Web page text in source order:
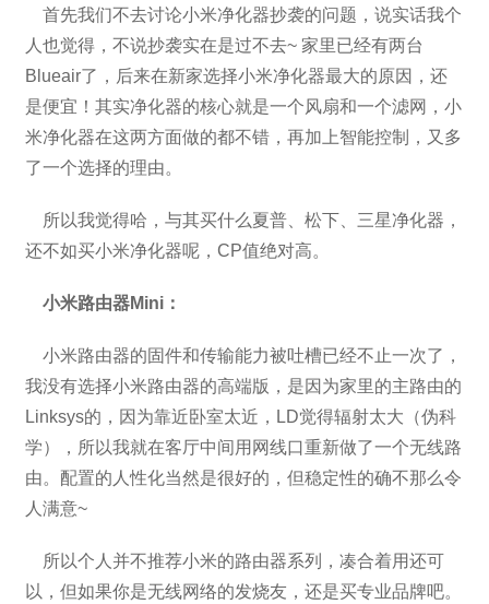
首先我们不去讨论小米净化器抄袭的问题，说实话我个
人也觉得，不说抄袭实在是过不去~ 家里已经有两台
Blueair了，后来在新家选择小米净化器最大的原因，还
是便宜！其实净化器的核心就是一个风扇和一个滤网，小
米净化器在这两方面做的都不错，再加上智能控制，又多
了一个选择的理由。
所以我觉得哈，与其买什么夏普、松下、三星净化器，
还不如买小米净化器呢，CP值绝对高。
小米路由器Mini：
小米路由器的固件和传输能力被吐槽已经不止一次了，
我没有选择小米路由器的高端版，是因为家里的主路由的
Linksys的，因为靠近卧室太近，LD觉得辐射太大（伪科
学），所以我就在客厅中间用网线口重新做了一个无线路
由。配置的人性化当然是很好的，但稳定性的确不那么令
人满意~
所以个人并不推荐小米的路由器系列，凑合着用还可
以，但如果你是无线网络的发烧友，还是买专业品牌吧。